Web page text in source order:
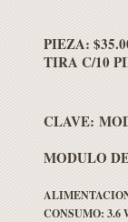
PIEZA:
TIRA C/10
CLAVE:
MODULO
CONSUMO: 3.6